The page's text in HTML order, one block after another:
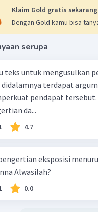
Klaim Gold gratis
Dengan Gold kamu bisa
serupa
teks untuk mengusulkan
didalamnya terdapat
pendapat
da...
4.7
eksposisi
Alwasilah?
0.0